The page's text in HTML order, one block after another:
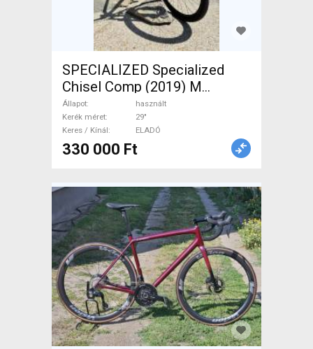
SPECIALIZED Specialized
Chisel Comp (2019) M
Mountain Bike 29" elöl
teleszkópos használt ELADÓ
Állapot
használt
Kerék méret
29"
Keres / Kínál
ELADÓ
330 000 Ft